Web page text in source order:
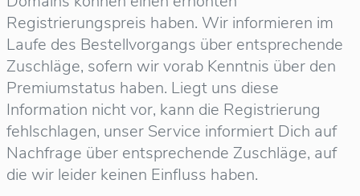
Registrierungspreis haben. Wir informieren im
Laufe des Bestellvorgangs über entsprechende
Zuschläge, sofern wir vorab Kenntnis über den
Premiumstatus haben. Liegt uns diese
Information nicht vor, kann die Registrierung
fehlschlagen, unser Service informiert Dich auf
Nachfrage über entsprechende Zuschläge, auf
die wir leider keinen Einfluss haben.